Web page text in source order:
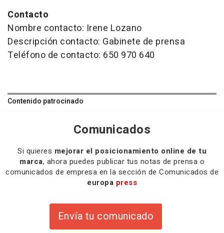
Contacto
Nombre contacto: Irene Lozano
Descripción contacto: Gabinete de prensa
Teléfono de contacto: 650 970 640
Contenido patrocinado
Comunicados
Si quieres mejorar el posicionamiento online de tu
marca, ahora puedes publicar tus notas de prensa o
comunicados de empresa en la sección de Comunicados de
europa press
Envía tu comunicado